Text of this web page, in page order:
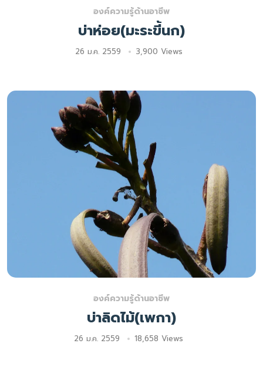
องค์ความรู้ด้านอาชีพ
บ่าห่อย(มะระขี้นก)
26 ม.ค. 2559 3,900 Views
องค์ความรู้ด้านอาชีพ
บ่าลิดไม้(เพกา)
26 ม.ค. 2559 18,658 Views